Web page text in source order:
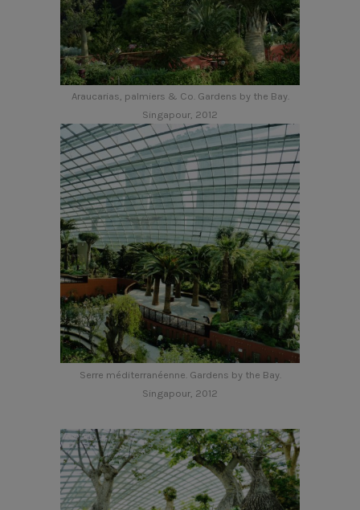
Araucarias, palmiers & Co. Gardens by the Bay.
Singapour, 2012
Serre méditerranéenne. Gardens by the Bay.
Singapour, 2012